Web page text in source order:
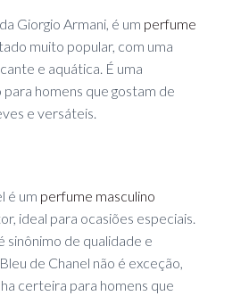
Giorgio Armani, é um perfume
muito popular, com uma
e aquática. É uma
homens que gostam de
e versáteis.
é um perfume masculino
ideal para ocasiões especiais.
sinônimo de qualidade e
de Chanel não é exceção,
certeira para homens que